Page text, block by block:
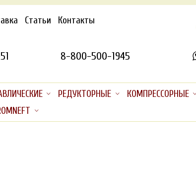
Статьи Контакты
8-800-500-1945
РЕДУКТОРНЫЕ КОМПРЕССОРНЫЕ